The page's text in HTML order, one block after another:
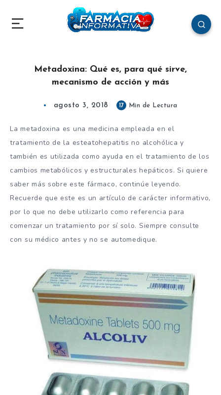
Metadoxina: Qué es, para qué sirve,
mecanismo de acción y más
agosto 3, 2018 17 Min de Lectura
La metadoxina es una medicina empleada en el
tratamiento de la esteatohepatitis no alcohólica y
también es utilizada como ayuda en el tratamiento de los
cambios metabólicos y estructurales hepáticos. Si quiere
saber más sobre este fármaco, continúe leyendo.
Recuerde que este es un artículo de carácter informativo,
por lo que no debe utilizarlo como referencia para
comenzar un tratamiento por sí solo. Siempre consulte
con su médico antes y no se automedique.